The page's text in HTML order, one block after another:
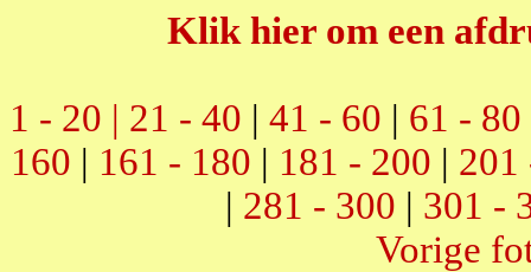
Klik hier om een
1 - 20 | 21 - 40 | 41 - 60 | 61 - 80
160 | 161 - 180 | 181 - 200 | 201
| 281 - 300 | 301 -
Vorige